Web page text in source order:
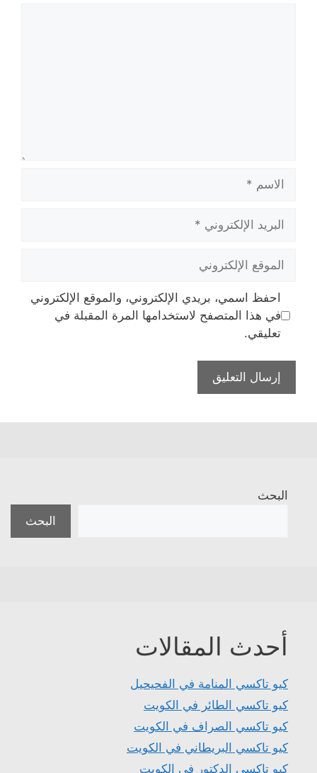
الاسم
البريد
الإلكتروني
الموقع
الإلكتروني
احفظ اسمي، بريدي الإلكتروني، والموقع الإلكتروني
في هذا المتصفح لاستخدامها المرة المقبلة في
تعليقي.
البحث
البحث
أحدث المقالات
كيو تاكسي المنامة في الفحيحيل
كيو تاكسي الطائر في الكويت
كيو تاكسي الصراف في الكويت
كيو تاكسي البريطاني في الكويت
كيو تاكسي الدكتور في الكويت